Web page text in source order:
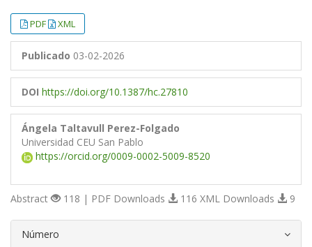
PDF XML
Publicado 03-02-2026
DOI https://doi.org/10.1387/hc.27810
Ángela Taltavull Perez-Folgado
Universidad CEU San Pablo
https://orcid.org/0009-0002-5009-8520
Abstract 118 | PDF Downloads 116 XML Downloads 9
Número